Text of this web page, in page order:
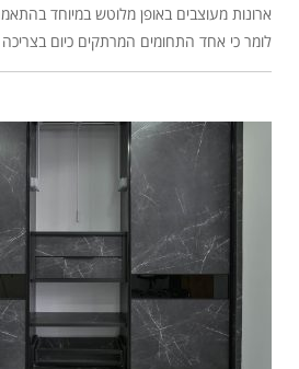
ארונות מעוצבים באופן מלוטש במיוחד
לומר כי אחד התחומים המרתקים כיום